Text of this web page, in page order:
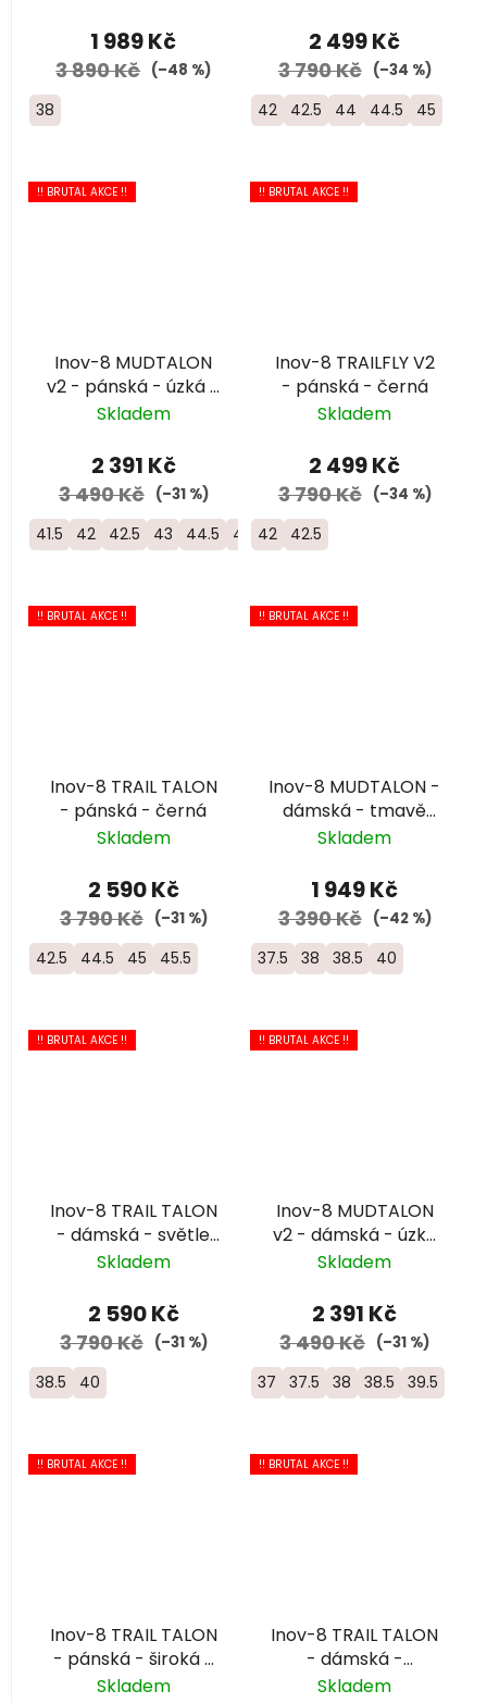
1 989 Kč
3 890 Kč (–48 %)
38
2 499 Kč
3 790 Kč (–34 %)
42 42.5 44 44.5 45
!! BRUTAL AKCE !!
Inov-8 MUDTALON
v2 - pánská - úzká -
modrá/černá
Skladem
2 391 Kč
3 490 Kč (–31 %)
41.5 42 42.5 43 44.5 45 45.5 46.5
!! BRUTAL AKCE !!
Inov-8 TRAILFLY V2
- pánská - černá
Skladem
2 499 Kč
3 790 Kč (–34 %)
42 42.5
!! BRUTAL AKCE !!
Inov-8 TRAIL TALON
- pánská - černá
Skladem
2 590 Kč
3 790 Kč (–31 %)
42.5 44.5 45 45.5
!! BRUTAL AKCE !!
Inov-8 MUDTALON -
dámská - tmavě
modrá
Skladem
1 949 Kč
3 390 Kč (–42 %)
37.5 38 38.5 40
!! BRUTAL AKCE !!
Inov-8 TRAIL TALON
- dámská - světle
fialová
Skladem
2 590 Kč
3 790 Kč (–31 %)
38.5 40
!! BRUTAL AKCE !!
Inov-8 MUDTALON
v2 - dámská - úzká
- modrá/černá
Skladem
2 391 Kč
3 490 Kč (–31 %)
37 37.5 38 38.5 39.5
!! BRUTAL AKCE !!
Inov-8 TRAIL TALON
- pánská - široká -
černá
Skladem
!! BRUTAL AKCE !!
Inov-8 TRAIL TALON
- dámská -
fialová/růžová
Skladem